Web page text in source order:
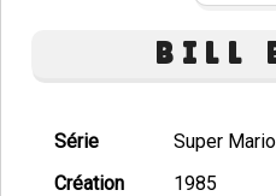
BILL
Série
Super Mario
Création
1985